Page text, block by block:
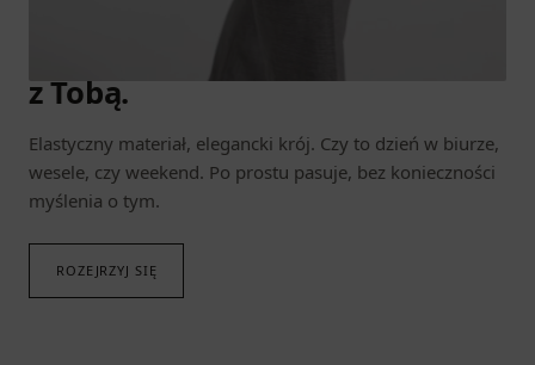
DOŁĄCZ DO WSZYSTKIEGO
Moda, która porusza się razem
z Tobą.
Elastyczny materiał, elegancki krój. Czy to dzień w biurze,
wesele, czy weekend. Po prostu pasuje, bez konieczności
myślenia o tym.
ROZEJRZYJ SIĘ